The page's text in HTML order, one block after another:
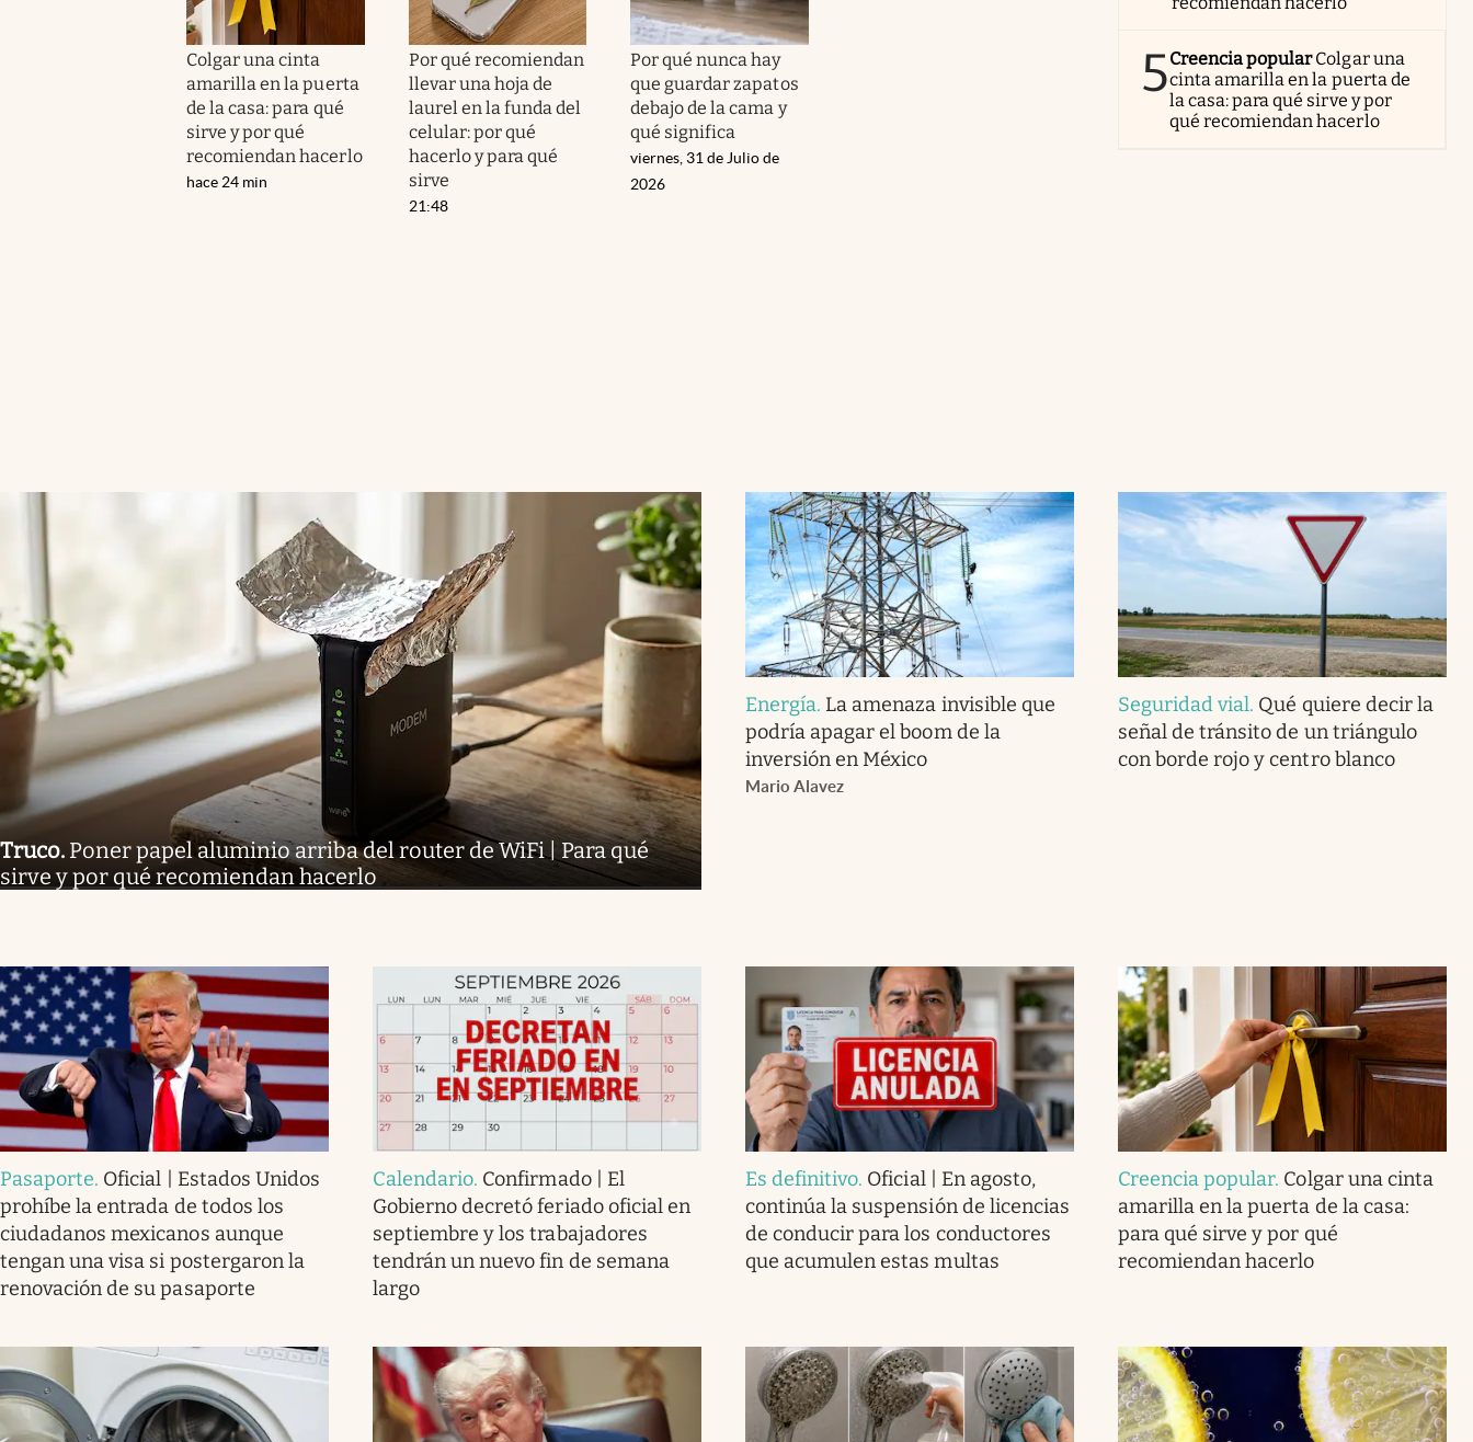
Colgar una cinta
amarilla en la puerta
de la casa: para qué
sirve y por qué
recomiendan hacerlo
hace 24 min
Por qué recomiendan
llevar una hoja de
laurel en la funda del
celular: por qué
hacerlo y para qué
sirve
21:48
Por qué nunca hay
que guardar zapatos
debajo de la cama y
qué significa
viernes, 31 de Julio de
2026
5Creencia popularColgar una
cinta amarilla en la puerta de
la casa: para qué sirve y por
qué recomiendan hacerlo
Truco. Poner papel aluminio arriba del router de WiFi | Para qué
sirve y por qué recomiendan hacerlo
Energía. La amenaza invisible que
podría apagar el boom de la
inversión en México
Mario Alavez
Seguridad vial. Qué quiere decir la
señal de tránsito de un triángulo
con borde rojo y centro blanco
Pasaporte. Oficial | Estados Unidos
prohíbe la entrada de todos los
ciudadanos mexicanos aunque
tengan una visa si postergaron la
renovación de su pasaporte
Calendario. Confirmado | El
Gobierno decretó feriado oficial en
septiembre y los trabajadores
tendrán un nuevo fin de semana
largo
Es definitivo. Oficial | En agosto,
continúa la suspensión de licencias
de conducir para los conductores
que acumulen estas multas
Creencia popular. Colgar una cinta
amarilla en la puerta de la casa:
para qué sirve y por qué
recomiendan hacerlo